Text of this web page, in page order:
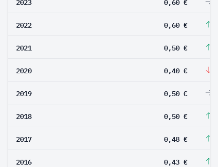
2022 0,60 €
2021 0,50 €
2020 0,40 €
2019 0,50 €
2018 0,50 €
2017 0,48 €
2016 0,43 €